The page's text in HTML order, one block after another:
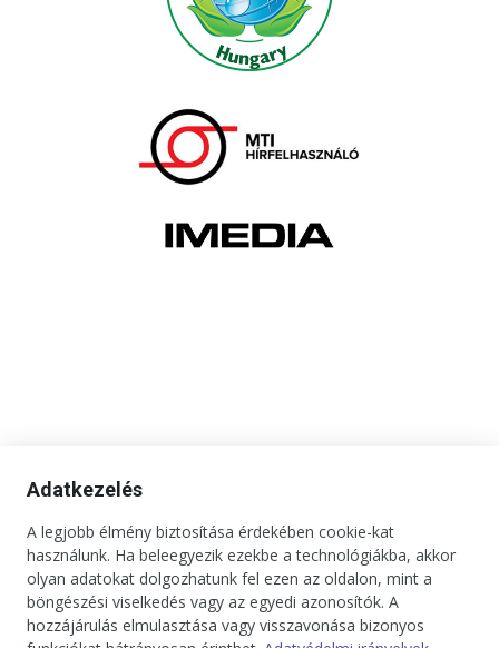
Adatkezelés
A legjobb élmény biztosítása érdekében cookie-kat
használunk. Ha beleegyezik ezekbe a technológiákba, akkor
olyan adatokat dolgozhatunk fel ezen az oldalon, mint a
böngészési viselkedés vagy az egyedi azonosítók. A
hozzájárulás elmulasztása vagy visszavonása bizonyos